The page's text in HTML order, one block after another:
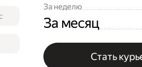
За неделю
За месяц
Стать